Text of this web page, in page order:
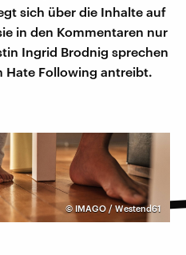
sich über die Inhalte auf
in den Kommentaren nur
Ingrid Brodnig sprechen
Hate Following antreibt.
©IMAGO / Westend61